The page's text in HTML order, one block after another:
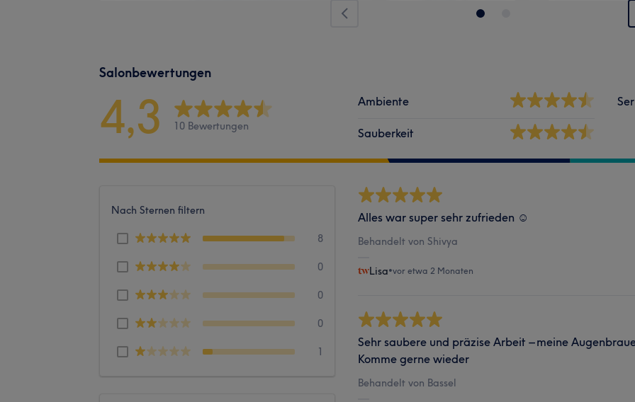
Salonbewertungen
4,3 10 Bewertungen
Ambiente
Sauberkeit
Nach Sternen filtern
8
0
0
0
1
Alles war super sehr zufrieden ☺️
Behandelt von Shivya
Lisa•vor etwa 2 Monaten
Sehr saubere und präzise Arbeit – meine
Komme gerne wieder
Behandelt von Bassel